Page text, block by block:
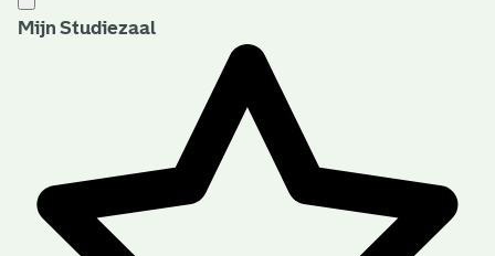
Mijn Studiezaal